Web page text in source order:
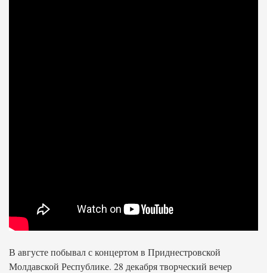
В августе побывал с концертом в Приднестровской
Молдавской Республике. 28 декабря творческий вечер